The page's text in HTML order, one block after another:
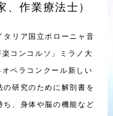
作業療法士）
タリア国立ボローニャ音
コンコルソ」ミラノ大
ペラコンクール新しい
研究のために解剖書を
ち、身体や脳の機能など